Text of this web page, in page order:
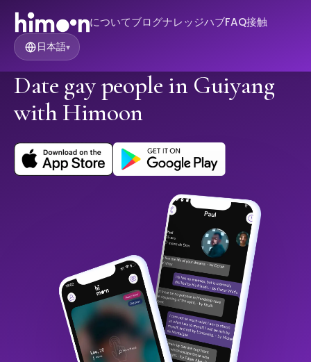
についてブログナレッジハブFAQ接触
日本語▾
Date gay people in Guiyang
with Himoon